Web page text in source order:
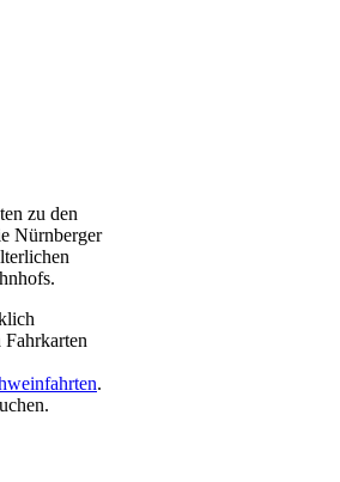
zu den
Nürnberger
Fahrkarten
.